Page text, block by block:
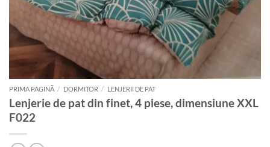
PRIMA PAGINĂ / DORMITOR / LENJERII DE PAT
Lenjerie de pat din finet, 4 piese, dimensiune XXL
F022